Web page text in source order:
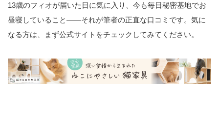
13歳のフィオが届いた日に気に入り、今も毎日秘密基地でお
昼寝していること——それが筆者の正直な口コミです。気に
なる方は、まず公式サイトをチェックしてみてください。